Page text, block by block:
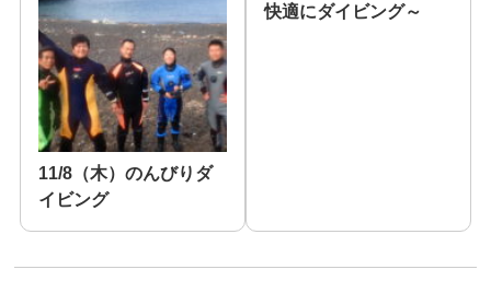
11/8（木）のんびりダ
イビング
快適にダイビング～